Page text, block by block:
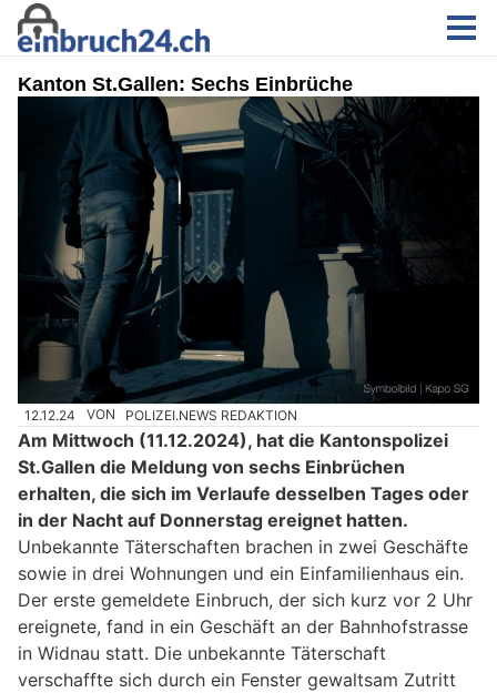
Kanton St.Gallen: Sechs Einbrüche
12.12.24 VON POLIZEI.NEWS REDAKTION
Am Mittwoch (11.12.2024), hat die Kantonspolizei
St.Gallen die Meldung von sechs Einbrüchen
erhalten, die sich im Verlaufe desselben Tages oder
in der Nacht auf Donnerstag ereignet hatten.
Unbekannte Täterschaften brachen in zwei Geschäfte
sowie in drei Wohnungen und ein Einfamilienhaus ein.
Der erste gemeldete Einbruch, der sich kurz vor 2 Uhr
ereignete, fand in ein Geschäft an der Bahnhofstrasse
in Widnau statt. Die unbekannte Täterschaft
verschaffte sich durch ein Fenster gewaltsam Zutritt